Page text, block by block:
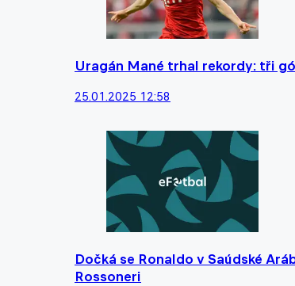
Uragán Mané trhal rekordy: tři
25.01.2025 12:58
Dočká se Ronaldo v Saúdské
Rossoneri